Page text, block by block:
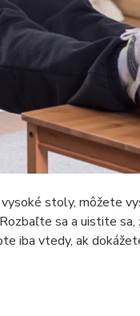
stoly, môžete
sa a uistite
iba vtedy, ak